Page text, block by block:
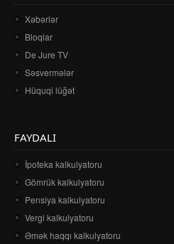
Xəbərlər
Bloqlar
De Jure TV
Səsvermələr
Hüquqi lüğət
FAYDALI
İpoteka kalkulyatoru
Gömrük kalkulyatoru
Pensiya kalkulyatoru
Vergi kalkulyatoru
Əmək haqqı kalkulyatoru